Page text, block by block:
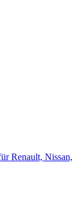
Renault, Nissan,